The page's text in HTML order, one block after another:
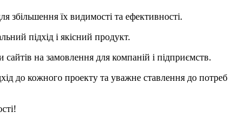
збільшення їх видимості та ефективності.
підхід і якісний продукт.
на замовлення для компаній і підприємств.
до кожного проекту та уважне ставлення до потреб